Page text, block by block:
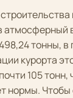
атмосферный
тонны, в
курорта
105 тонн,
нормы. Чтобы